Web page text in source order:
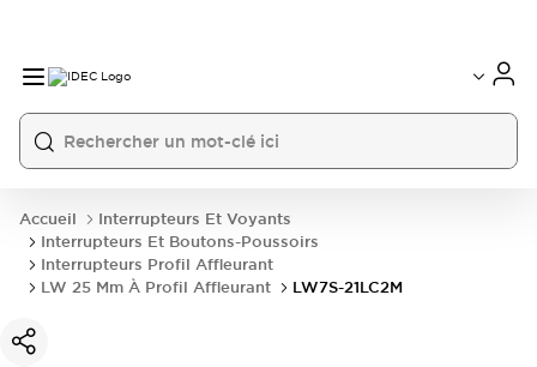
Accueil
Interrupteurs Et Voyants
Interrupteurs Et Boutons-Poussoirs
Interrupteurs Profil Affleurant
LW 25 Mm À Profil Affleurant
LW7S-21LC2M